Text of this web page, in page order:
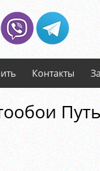
Контакты